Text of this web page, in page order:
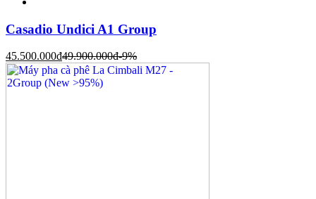
Casadio Undici A1 Group
45.500.000đ49.900.000đ-9%